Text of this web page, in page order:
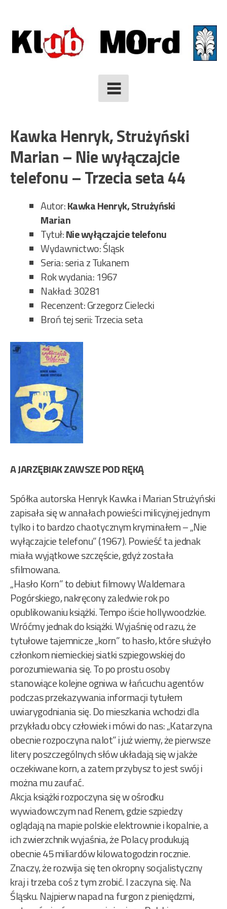
to
content
Kawka Henryk, Strużyński
Marian – Nie wyłączajcie
telefonu – Trzecia seta 44
Autor:Kawka Henryk, Strużyński
Marian
Tytuł:Nie wyłączajcie telefonu
Wydawnictwo: Śląsk
Seria: seria z Tukanem
Rok wydania: 1967
Nakład: 30281
Recenzent: Grzegorz Cielecki
Broń tej serii: Trzecia seta
A JARZĘBIAK ZAWSZE POD RĘKĄ
Spółka autorska Henryk Kawka i Marian Strużyński
zapisała się w annałach powieści milicyjnej jednym
tylko i to bardzo chaotycznym kryminałem – „Nie
wyłączajcie telefonu” (1967). Powieść ta jednak
miała wyjątkowe szczęście, gdyż została
sfilmowana.
„Hasło Korn” to debiut filmowy Waldemara
Pogórskiego, nakręcony zaledwie rok po
opublikowaniu książki. Tempo iście hollywoodzkie.
Wróćmy jednak do książki. Wyjaśnię od razu, że
tytułowe tajemnicze „korn” to hasło, które służyło
członkom niemieckiej siatki szpiegowskiej do
porozumiewania się. To po prostu osoby
stanowiące kolejne ogniwa w łańcuchu agentów
podczas przekazywania informacji tytułem
uwiarygodniania się. Do mieszkania wchodzi dla
przykładu obcy człowiek i mówi do nas: „Katarzyna
obecnie rozpoczyna nalot” i już wiemy, że pierwsze
litery poszczególnych słów układają się w jakże
oczekiwane korn, a zatem przybysz to jest swój i
można mu zaufać.
Akcja książki rozpoczyna się w ośrodku
wywiadowczym nad Renem, gdzie szpiedzy
oglądają na mapie polskie elektrownie i kopalnie, a
ich zwierzchnik wyjaśnia, że Polacy produkują
obecnie 45 miliardów kilowatogodzin rocznie.
Znaczy, że rozwija się ten okropny socjalistyczny
kraj i trzeba coś z tym zrobić. I zaczyna się. Na
Śląsku. Najpierw napad na furgon z pieniędzmi,